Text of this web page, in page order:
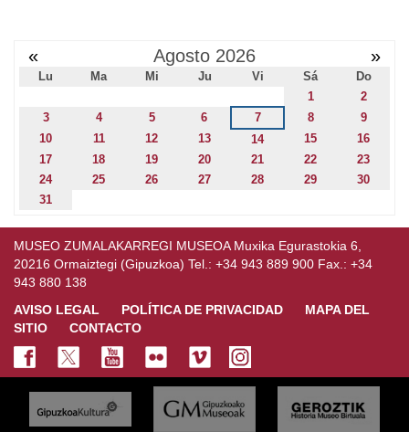
« Agosto 2026 »
Lu Ma Mi Ju Vi Sá
Do
1
2
3
4 5 6 7 8
9
10
11 12 13 14 15
16
17
18 19 20 21 22
23
24
25 26 27 28 29
30
31
MUSEO ZUMALAKARREGI MUSEOA Muxika Egurastokia 6,
20216 Ormaiztegi (Gipuzkoa) Tel.: +34 943 889 900 Fax.: +34
943 880 138
AVISO LEGAL
POLÍTICA DE PRIVACIDAD
MAPA DEL
SITIO
CONTACTO